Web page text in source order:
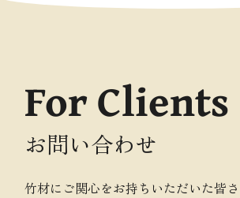
For Clients
お問い合わせ
竹材にご関心をお持ちいただいた皆